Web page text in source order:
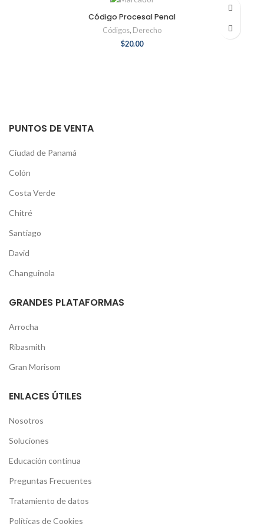
Código Procesal Penal
Códigos, Derecho
$20.00
PUNTOS DE VENTA
Ciudad de Panamá
Colón
Costa Verde
Chitré
Santiago
David
Changuinola
GRANDES PLATAFORMAS
Arrocha
Ribasmith
Gran Morisom
ENLACES ÚTILES
Nosotros
Soluciones
Educación continua
Preguntas Frecuentes
Tratamiento de datos
Políticas de Cookies